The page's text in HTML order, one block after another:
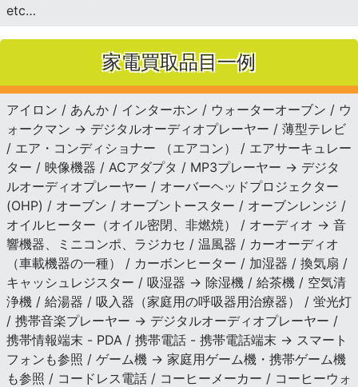
etc…
家電買取品目一例
アイロン / あんか / インターホン / ウォーターオーブン / ウ
ォークマン → デジタルオーディオプレーヤー / 薄型テレビ
/ エア・コンディショナー （エアコン） / エアサーキュレー
ター / 映像機器 / ACアダプタ / MP3プレーヤー → デジタ
ルオーディオプレーヤー / オーバーヘッドプロジェクター
(OHP) / オーブン / オーブントースター / オーブンレンジ /
オイルヒーター（オイル密閉、非燃焼） / オーディオ → 音
響機器、ミニコンポ、ラジカセ / 温風器 / カーオーディオ
（車載機器の一種） / カーボンヒーター / 加湿器 / 換気扇 /
キャッシュレジスター / 吸湿器 → 除湿機 / 給茶機 / 空気清
浄機 / 給湯器 / 吸入器（家庭用の呼吸器用治療器） / 蛍光灯
/ 携帯音楽プレーヤー → デジタルオーディオプレーヤー /
携帯情報端末 - PDA / 携帯電話 - 携帯電話端末 → スマート
フォンも参照 / ゲーム機 → 家庭用ゲーム機・携帯ゲーム機
も参照 / コードレス電話 / コーヒーメーカー / コーヒーウォ